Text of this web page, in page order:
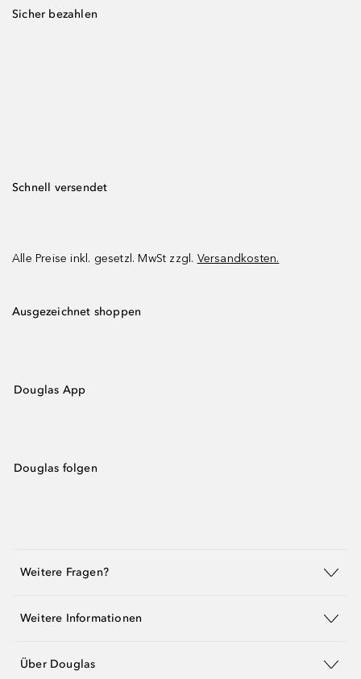
Sicher bezahlen
Schnell versendet
Alle Preise inkl. gesetzl. MwSt zzgl. Versandkosten.
Ausgezeichnet shoppen
Douglas App
Douglas folgen
Weitere Fragen?
Weitere Informationen
Über Douglas